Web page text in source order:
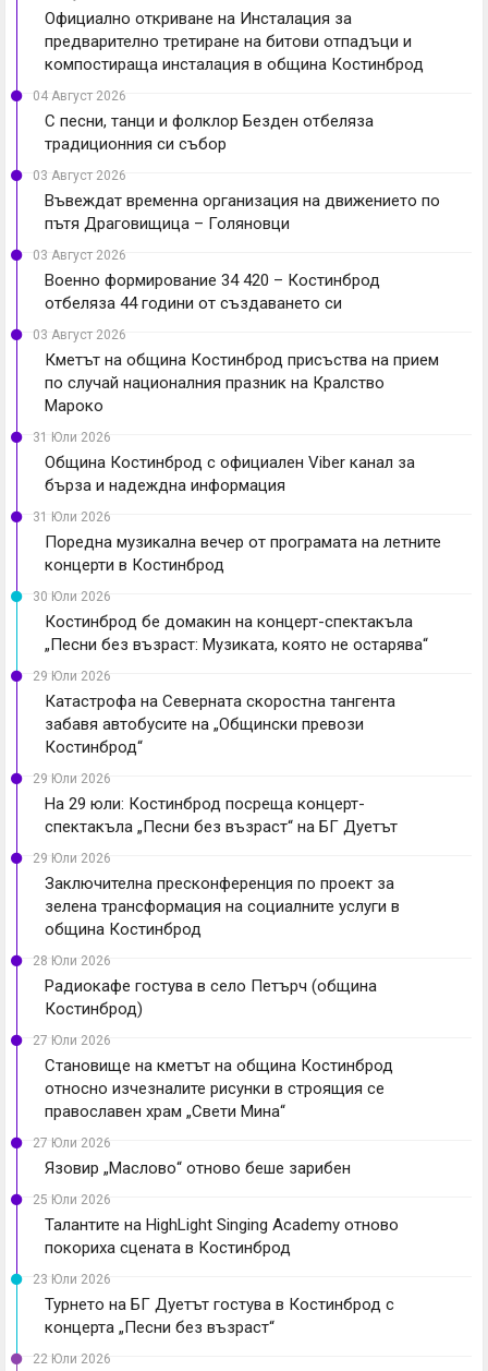
Официално откриване на Инсталация за
предварително третиране на битови отпадъци и
компостираща инсталация в община Костинброд
04 Август 2026
С песни, танци и фолклор Безден отбеляза
традиционния си събор
03 Август 2026
Въвеждат временна организация на движението по
пътя Драговищица – Голяновци
03 Август 2026
Военно формирование 34 420 – Костинброд
отбеляза 44 години от създаването си
03 Август 2026
Кметът на община Костинброд присъства на прием
по случай националния празник на Кралство
Мароко
31 Юли 2026
Община Костинброд с официален Viber канал за
бърза и надеждна информация
31 Юли 2026
Поредна музикална вечер от програмата на летните
концерти в Костинброд
30 Юли 2026
Костинброд бе домакин на концерт-спектакъла
„Песни без възраст: Музиката, която не остарява“
29 Юли 2026
Катастрофа на Северната скоростна тангента
забавя автобусите на „Общински превози
Костинброд“
29 Юли 2026
На 29 юли: Костинброд посреща концерт-
спектакъла „Песни без възраст“ на БГ Дуетът
29 Юли 2026
Заключителна пресконференция по проект за
зелена трансформация на социалните услуги в
община Костинброд
28 Юли 2026
Радиокафе гостува в село Петърч (община
Костинброд)
27 Юли 2026
Становище на кметът на община Костинброд
относно изчезналите рисунки в строящия се
православен храм „Свети Мина“
27 Юли 2026
Язовир „Маслово“ отново беше зарибен
25 Юли 2026
Талантите на HighLight Singing Academy отново
покориха сцената в Костинброд
23 Юли 2026
Турнето на БГ Дуетът гостува в Костинброд с
концерта „Песни без възраст“
22 Юли 2026